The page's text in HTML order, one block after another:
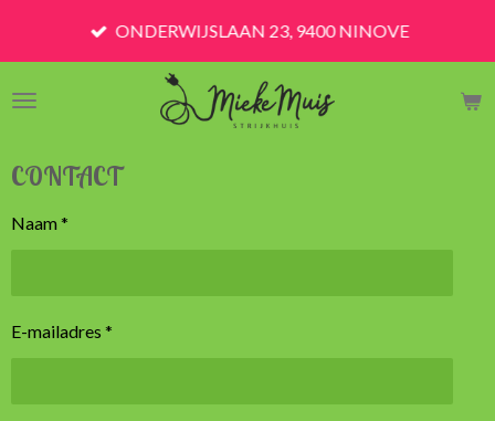
de
ONDERWIJSLAAN 23, 9400 NINOVE
CONTACT
Naam *
E-mailadres *